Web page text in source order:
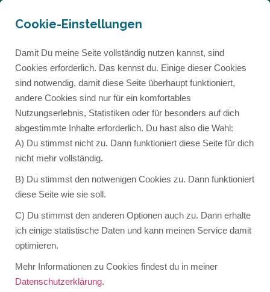
info@steffischwarzack.de
[StimmFit] Dankeschön!
Cookie-Einstellungen
Damit Du meine Seite vollständig nutzen kannst, sind
Cookies erforderlich. Das kennst du. Einige dieser Cookies
sind notwendig, damit diese Seite überhaupt funktioniert,
andere Cookies sind nur für ein komfortables
Nutzungserlebnis, Statistiken oder für besonders auf dich
abgestimmte Inhalte erforderlich. Du hast also die Wahl:
A) Du stimmst nicht zu. Dann funktioniert diese Seite für dich
nicht mehr vollständig.
B) Du stimmst den notwenigen Cookies zu. Dann funktioniert
diese Seite wie sie soll.
C) Du stimmst den anderen Optionen auch zu. Dann erhalte
ich einige statistische Daten und kann meinen Service damit
optimieren.
Mehr Informationen zu Cookies findest du in meiner
Datenschutzerklärung.